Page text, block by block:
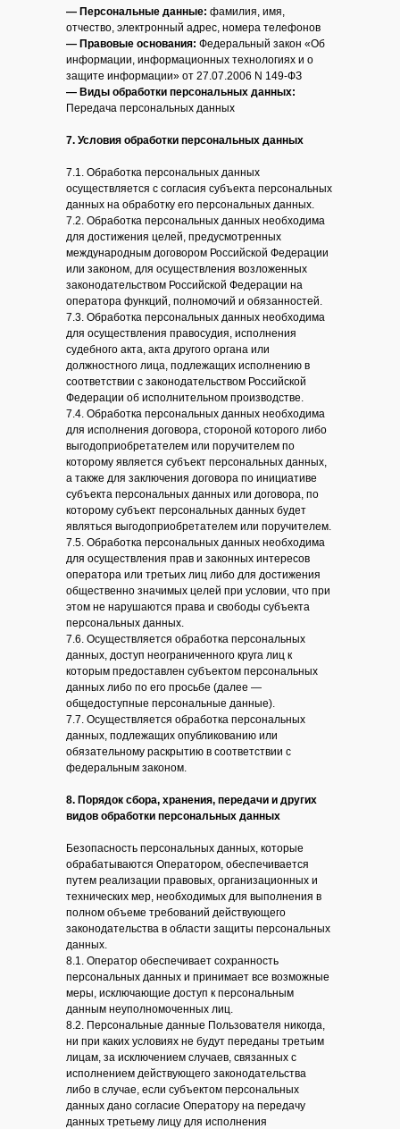
— Персональные данные: фамилия, имя,
отчество, электронный адрес, номера телефонов
— Правовые основания: Федеральный закон «Об
информации, информационных технологиях и о
защите информации» от 27.07.2006 N 149-ФЗ
— Виды обработки персональных данных:
Передача персональных данных
7. Условия обработки персональных данных
7.1. Обработка персональных данных
осуществляется с согласия субъекта персональных
данных на обработку его персональных данных.
7.2. Обработка персональных данных необходима
для достижения целей, предусмотренных
международным договором Российской Федерации
или законом, для осуществления возложенных
законодательством Российской Федерации на
оператора функций, полномочий и обязанностей.
7.3. Обработка персональных данных необходима
для осуществления правосудия, исполнения
судебного акта, акта другого органа или
должностного лица, подлежащих исполнению в
соответствии с законодательством Российской
Федерации об исполнительном производстве.
7.4. Обработка персональных данных необходима
для исполнения договора, стороной которого либо
выгодоприобретателем или поручителем по
которому является субъект персональных данных,
а также для заключения договора по инициативе
субъекта персональных данных или договора, по
которому субъект персональных данных будет
являться выгодоприобретателем или поручителем.
7.5. Обработка персональных данных необходима
для осуществления прав и законных интересов
оператора или третьих лиц либо для достижения
общественно значимых целей при условии, что при
этом не нарушаются права и свободы субъекта
персональных данных.
7.6. Осуществляется обработка персональных
данных, доступ неограниченного круга лиц к
которым предоставлен субъектом персональных
данных либо по его просьбе (далее —
общедоступные персональные данные).
7.7. Осуществляется обработка персональных
данных, подлежащих опубликованию или
обязательному раскрытию в соответствии с
федеральным законом.
8. Порядок сбора, хранения, передачи и других
видов обработки персональных данных
Безопасность персональных данных, которые
обрабатываются Оператором, обеспечивается
путем реализации правовых, организационных и
технических мер, необходимых для выполнения в
полном объеме требований действующего
законодательства в области защиты персональных
данных.
8.1. Оператор обеспечивает сохранность
персональных данных и принимает все возможные
меры, исключающие доступ к персональным
данным неуполномоченных лиц.
8.2. Персональные данные Пользователя никогда,
ни при каких условиях не будут переданы третьим
лицам, за исключением случаев, связанных с
исполнением действующего законодательства
либо в случае, если субъектом персональных
данных дано согласие Оператору на передачу
данных третьему лицу для исполнения